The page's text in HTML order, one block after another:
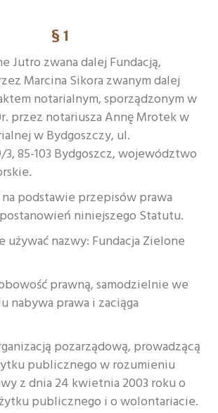
§ 1
Jutro zwana dalej Fundacją,
Marcina Sikora zwanym dalej
notarialnym, sporządzonym w
przez notariusza Annę Mrotek w
w Bydgoszczy, ul.
85-103 Bydgoszcz, województwo
na podstawie przepisów prawa
niniejszego Statutu.
używać nazwy: Fundacja Zielone
prawną, samodzielnie we
nabywa prawa i zaciąga
pozarządową, prowadzącą
publicznego w rozumieniu
z dnia 24 kwietnia 2003 roku o
publicznego i o wolontariacie.